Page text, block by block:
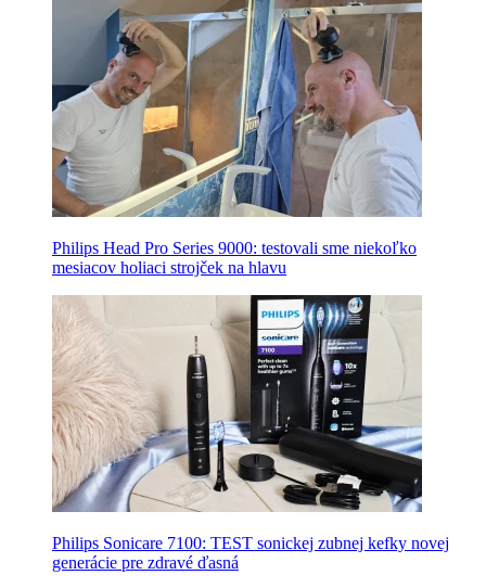
Philips Head Pro Series 9000: testovali sme niekoľko
mesiacov holiaci strojček na hlavu
Philips Sonicare 7100: TEST sonickej zubnej kefky novej
generácie pre zdravé ďasná